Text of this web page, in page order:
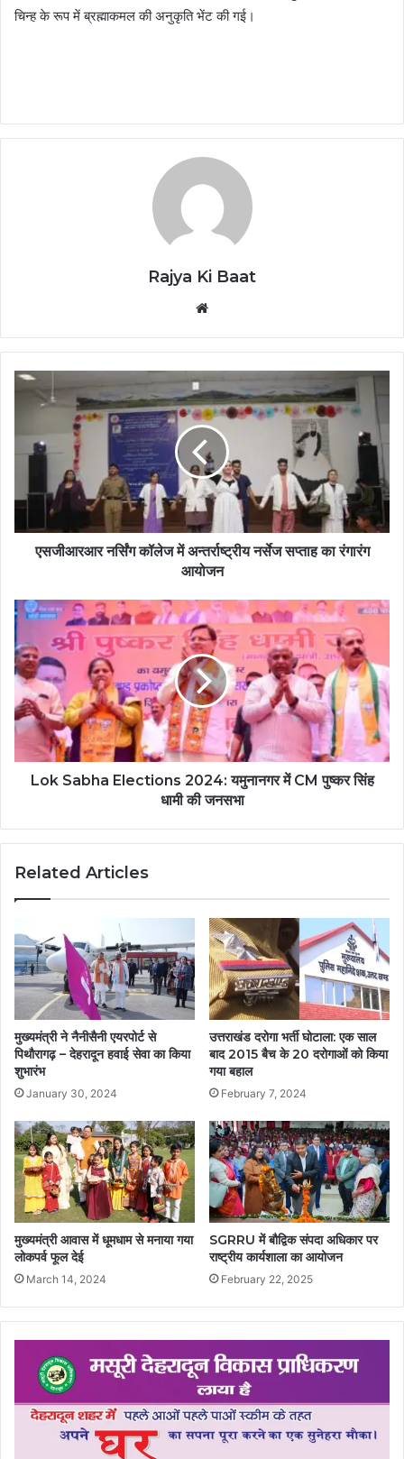
चिन्ह के रूप में ब्रह्माकमल की अनुकृति भेंट की गई।
Rajya Ki Baat
एसजीआरआर नर्सिंग कॉलेज में अन्तर्राष्ट्रीय नर्सेज सप्ताह का रंगारंग
आयोजन
Lok Sabha Elections 2024: यमुनानगर में CM पुष्कर सिंह
धामी की जनसभा
Related Articles
मुख्यमंत्री ने नैनीसैनी एयरपोर्ट से
पिथौरागढ़ – देहरादून हवाई सेवा का किया
शुभारंभ
January 30, 2024
उत्तराखंड दरोगा भर्ती घोटाला: एक साल
बाद 2015 बैच के 20 दरोगाओं को किया
गया बहाल
February 7, 2024
मुख्यमंत्री आवास में धूमधाम से मनाया गया
लोकपर्व फूल देई
March 14, 2024
SGRRU में बौद्विक संपदा अधिकार पर
राष्ट्रीय कार्यशाला का आयोजन
February 22, 2025